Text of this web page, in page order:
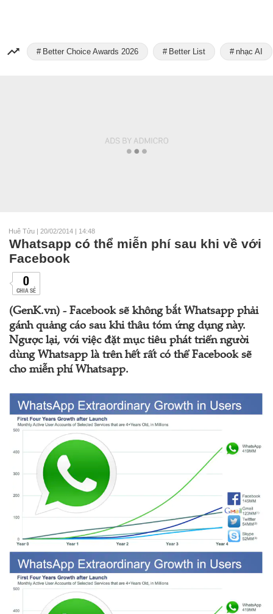
Better Choice Awards 2026 Better List nhạc AI
Huê Tửu | 20/02/2014 | 14:48
Whatsapp có thể miễn phí sau khi về với
Facebook
0
CHIA SẺ
(GenK.vn) - Facebook sẽ không bắt Whatsapp phải
gánh quảng cáo sau khi thâu tóm ứng dụng này.
Ngược lại, với việc đặt mục tiêu phát triển người
dùng Whatsapp là trên hết rất có thể Facebook sẽ
cho miễn phí Whatsapp.